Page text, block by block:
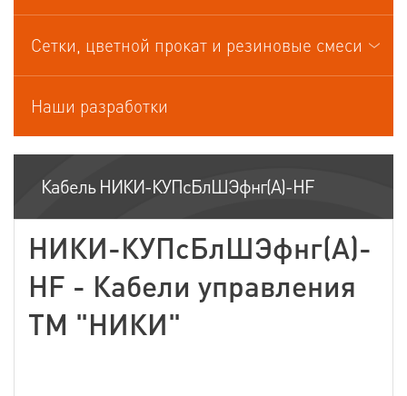
Сетки, цветной прокат и резиновые смеси
Наши разработки
Кабель НИКИ-КУПсБлШЭфнг(А)-HF
НИКИ-КУПсБлШЭфнг(А)-
HF - Кабели управления
ТМ "НИКИ"